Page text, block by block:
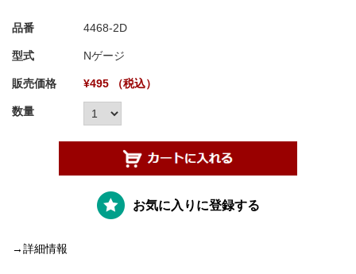
品番 4468-2D
型式 Nゲージ
販売価格 ¥495 （税込）
数量
お気に入りに登録する
→詳細情報